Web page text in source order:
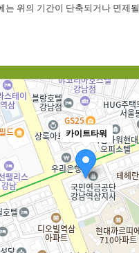
위의 기간이 단축되거나 면제
카이트타워